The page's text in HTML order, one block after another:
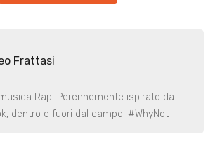
Frattasi
Rap. Perennemente ispirato da
dentro e fuori dal campo. #WhyNot